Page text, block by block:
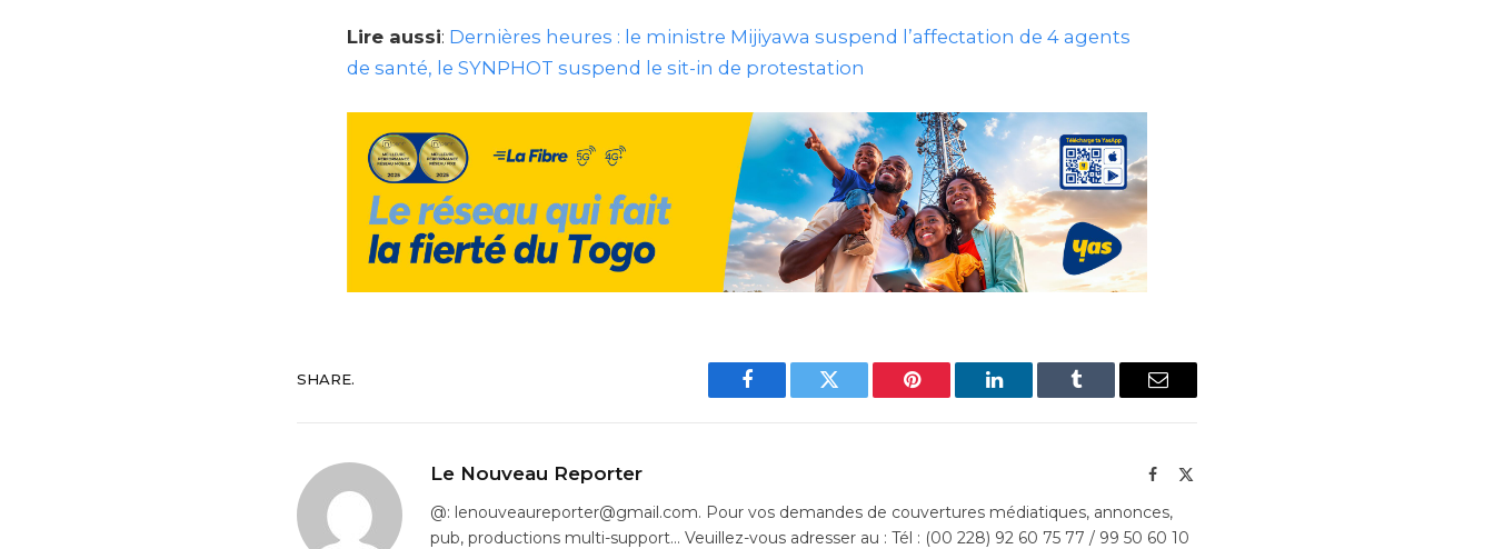
Lire aussi: Dernières heures : le ministre Mijiyawa suspend l’affectation de 4 agents
de santé, le SYNPHOT suspend le sit-in de protestation
SHARE.
Facebook Twitter Pinterest LinkedIn Tumblr Email
Le Nouveau Reporter Facebook
@: lenouveaureporter@gmail.com. Pour vos demandes de couvertures médiatiques, annonces,
pub, productions multi-support… Veuillez-vous adresser au : Tél : (00 228) 92 60 75 77 / 99 50 60 10